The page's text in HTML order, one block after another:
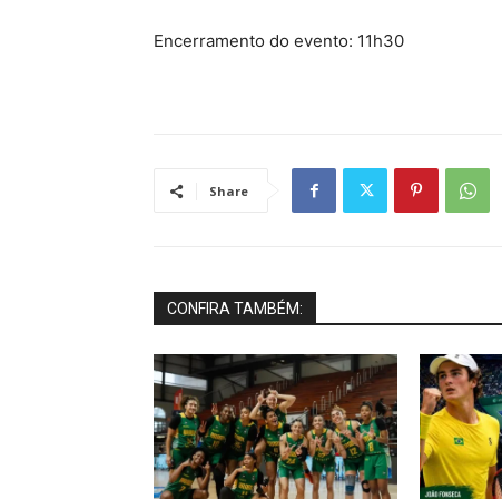
Encerramento do evento: 11h30
Share
CONFIRA TAMBÉM: